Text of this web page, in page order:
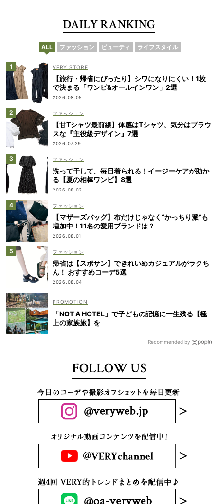
DAILY RANKING
ALL ファッション ビューティ ライフスタイル
VERY STORE
【旅行・帰省にぴったり】シワになりにくい！1枚
で決まる「ワンピ&オールインワン」2選
2026.08.05
ファッション
【甘Tシャツ最前線】体感はTシャツ、気分はブラウ
スな『主役級デザイン』7選
2026.07.29
ファッション
洗って干して、毎日着られる！イージーケアが助か
る【夏の相棒ワンピ】8選
2026.08.02
ファッション
【マザーズバッグ】布だけじゃなく“かっちり派”も
増加中！11名の愛用ブランドは？
2026.08.01
ファッション
帰省は【スポサン】できれいめカジュアルがラクち
ん！ おすすめコーデ5選
2026.08.04
「NOT A HOTEL」で子どもの記憶に一生残る【極
上の家族旅】を
Recommended by
FOLLOW US